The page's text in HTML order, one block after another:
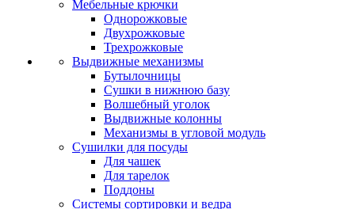
Мебельные крючки
Однорожковые
Двухрожковые
Трехрожковые
Выдвижные механизмы
Бутылочницы
Сушки в нижнюю базу
Волшебный уголок
Выдвижные колонны
Механизмы в угловой модуль
Сушилки для посуды
Для чашек
Для тарелок
Поддоны
Системы сортировки и ведра